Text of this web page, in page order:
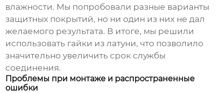
влажности. Мы попробовали разные варианты
защитных покрытий, но ни один из них не дал
желаемого результата. В итоге, мы решили
использовать гайки из латуни, что позволило
значительно увеличить срок службы
соединения.
Проблемы при монтаже и распространенные
ошибки